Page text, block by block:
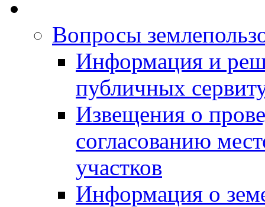
Вопросы
Информация и
публичных
Извещения о
согласованию
участков
Информация о